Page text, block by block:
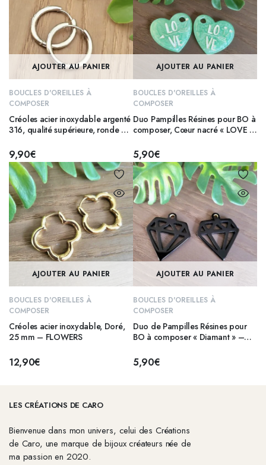
AJOUTER AU PANIER
BOUCLES D'OREILLES À
COMPOSER
Créoles acier inoxydable argenté
316, qualité supérieure, ronde 20
9,90€
AJOUTER AU PANIER
BOUCLES D'OREILLES À
COMPOSER
Duo Pampilles Résines pour BO à
composer, Cœur nacré « LOVE »
5,90€
AJOUTER AU PANIER
BOUCLES D'OREILLES À
COMPOSER
Créoles acier inoxydable, Doré,
25 mm – FLOWERS
12,90€
AJOUTER AU PANIER
BOUCLES D'OREILLES À
COMPOSER
Duo de Pampilles Résines pour
BO à composer « Diamant » –
5,90€
LES CRÉATIONS DE CARO
Bienvenue dans mon univers, celui des Créations
de Caro, une marque de bijoux créateurs née de
ma passion en 2020.